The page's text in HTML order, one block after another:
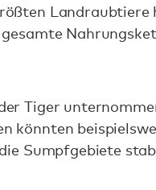
Tiger
könnten
Sumpfgebiete